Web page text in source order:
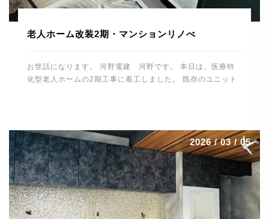
老人ホーム改装2期・マンションリノべ
お世話になります。 河野電建 河野です。 本日は、医療特
化型老人ホームの2期工事に着工しました。 既存のユニット
りがとうございました。 これから仕上げに向け、造作工事
電気工事、給排水工事とスムーズに進めるよう 段取りしてい
きたいと思います。 場所は変わって、大分市内で進行中の
マンションリノベーションはいよいよ最終段階です。 毛足の
長いカーペットを施工。 カーペット工事は職人さんの数も少
なくなっており、 貴重な技術です。綺麗に仕上げていただき
ありがとうございました。 トーヨーキッチンも施工が終わり
2026 / 03 / 05